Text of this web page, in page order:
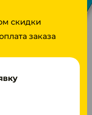
скидки
заказа